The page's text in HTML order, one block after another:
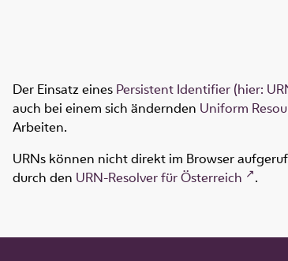
Der Einsatz eines Persistent Identifier (hier:
auch bei einem sich ändernden Uniform
Arbeiten.
URNs können nicht direkt im Browser
durch den URN-Resolver für Österreich .